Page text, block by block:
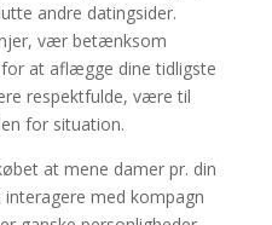
andre datingsider.
vær betænksom
at aflægge dine tidligste
respektfulde, være til
for situation.
at mene damer pr. din
med kompagn